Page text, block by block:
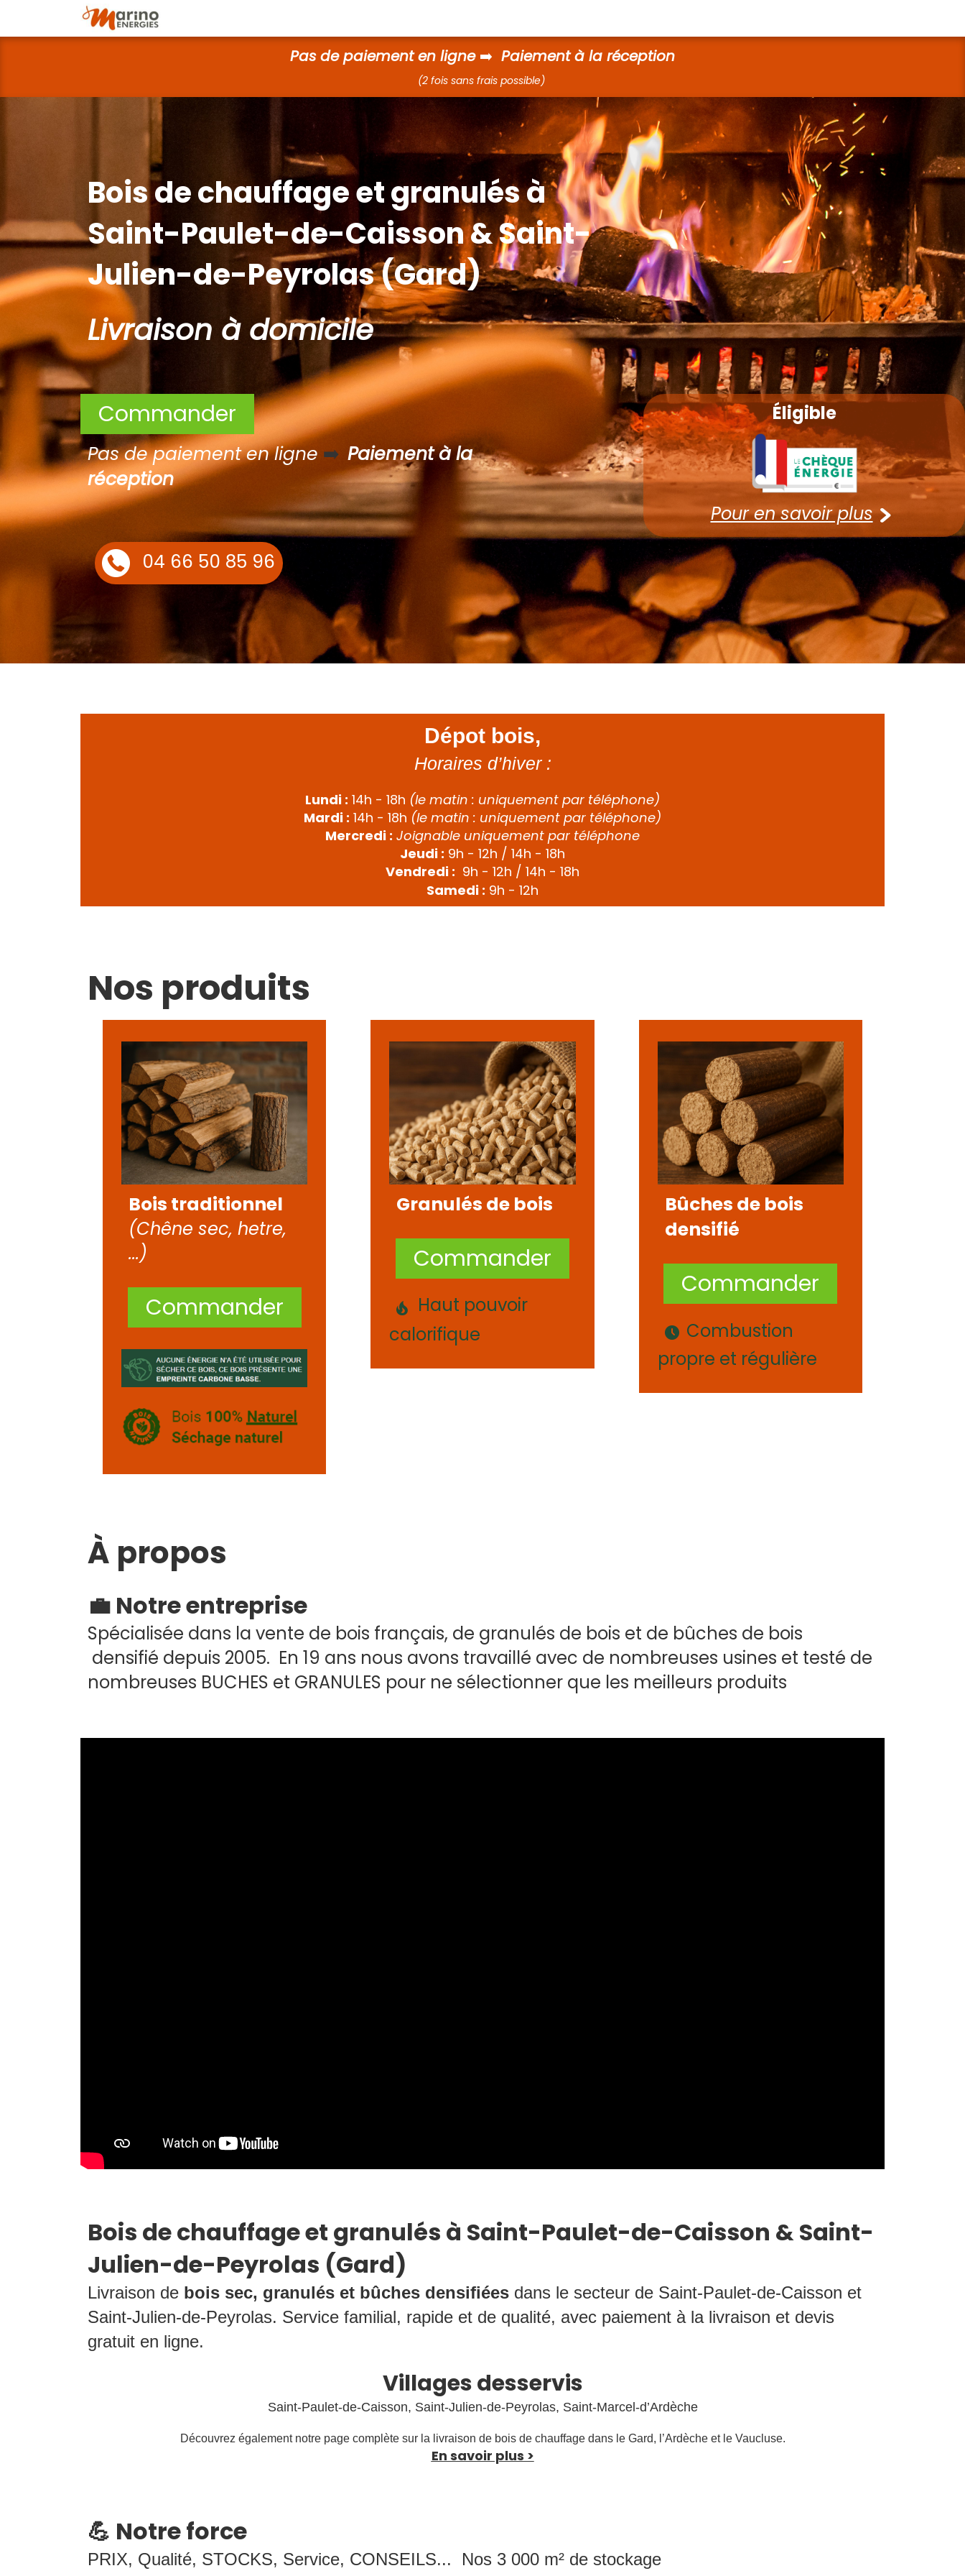
Pas de paiement en ligne ➡️ Paiement à la réception
(2 fois sans frais possible)
Bois de chauffage et granulés à
Saint-Paulet-de-Caisson & Saint-
Julien-de-Peyrolas (Gard)
Livraison à domicile
Commander
Pas de paiement en ligne ➡️ Paiement à la
réception
04 66 50 85 96
Éligible
Pour en savoir plus
Dépot bois,
Horaires d’hiver :
Lundi : 14h - 18h (le matin : uniquement par téléphone)
Mardi : 14h - 18h (le matin : uniquement par téléphone)
Mercredi : Joignable uniquement par téléphone
Jeudi : 9h - 12h / 14h - 18h
Vendredi : 9h - 12h / 14h - 18h
Samedi : 9h - 12h
Nos produits
Bois traditionnel
(Chêne sec, hetre,
...)
Commander
Granulés de bois
Commander
Haut pouvoir
calorifique
Bûches de bois
densifié
Commander
Combustion
propre et régulière
À propos
💼 Notre entreprise
Spécialisée dans la vente de bois français, de granulés de bois et de bûches de bois
densifié depuis 2005. En 19 ans nous avons travaillé avec de nombreuses usines et testé de
nombreuses BUCHES et GRANULES pour ne sélectionner que les meilleurs produits
Bois de chauffage et granulés à Saint-Paulet-de-Caisson & Saint-
Julien-de-Peyrolas (Gard)
Livraison de bois sec, granulés et bûches densifiées dans le secteur de Saint-Paulet-de-Caisson et
Saint-Julien-de-Peyrolas. Service familial, rapide et de qualité, avec paiement à la livraison et devis
gratuit en ligne.
Villages desservis
Saint-Paulet-de-Caisson, Saint-Julien-de-Peyrolas, Saint-Marcel-d’Ardèche
Découvrez également notre page complète sur la livraison de bois de chauffage dans le Gard, l’Ardèche et le Vaucluse.
En savoir plus >
💪 Notre force
PRIX, Qualité, STOCKS, Service, CONSEILS... Nos 3 000 m² de stockage